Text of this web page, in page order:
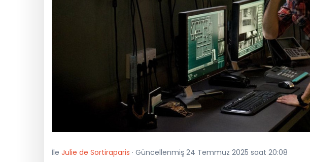
İle Julie de Sortiraparis · Güncellenmiş 24 Temmuz 2025 saat 20:08